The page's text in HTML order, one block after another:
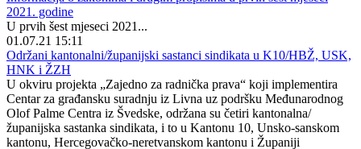
2021. godine
U prvih šest mjeseci 2021...
01.07.21 15:11
Održani kantonalni/županijski sastanci sindikata u K10/HBŽ, USK,
HNK i ŽZH
U okviru projekta „Zajedno za radnička prava“ koji implementira
Centar za građansku suradnju iz Livna uz podršku Međunarodnog
Olof Palme Centra iz Švedske, održana su četiri kantonalna/
županijska sastanka sindikata, i to u Kantonu 10, Unsko-sanskom
kantonu, Hercegovačko-neretvanskom kantonu i Županiji